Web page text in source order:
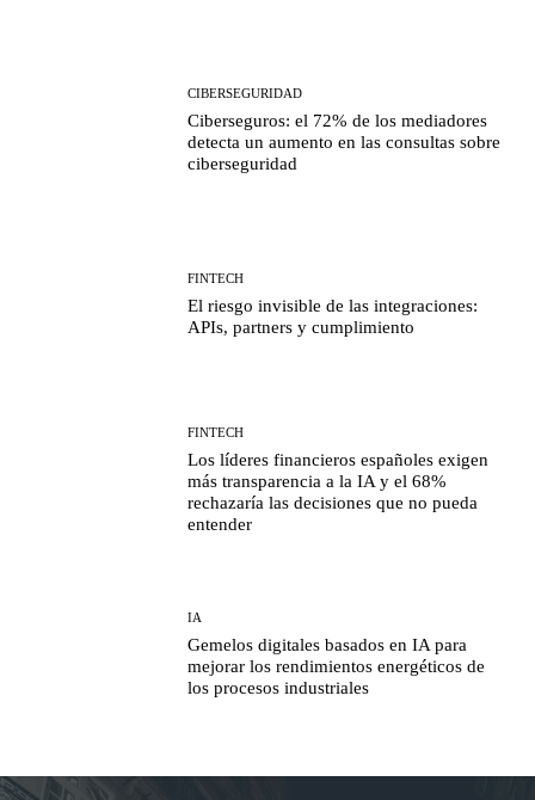
CIBERSEGURIDAD
Ciberseguros: el 72% de los mediadores
detecta un aumento en las consultas sobre
ciberseguridad
FINTECH
El riesgo invisible de las integraciones:
APIs, partners y cumplimiento
FINTECH
Los líderes financieros españoles exigen
más transparencia a la IA y el 68%
rechazaría las decisiones que no pueda
entender
IA
Gemelos digitales basados en IA para
mejorar los rendimientos energéticos de
los procesos industriales